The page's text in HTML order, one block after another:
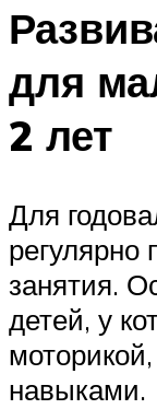
для
2 лет
Для
занятия.
детей, у
навыками.